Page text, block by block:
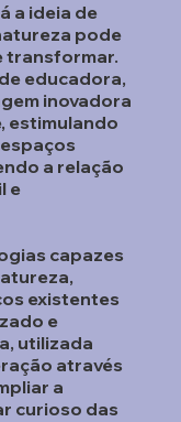
a ideia de
pode
transformar.
educadora,
inovadora
estimulando
a relação
e
capazes
existentes
e
utilizada
através
a
curioso das